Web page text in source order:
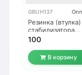
GBUH137
Резинка (втулка)
стабилизатора
переднего Porter
100
В корзину